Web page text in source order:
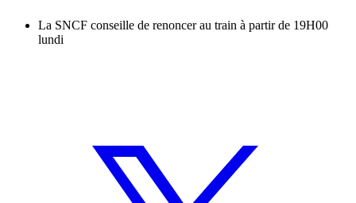
La SNCF conseille de renoncer au train à partir de 19H00
lundi